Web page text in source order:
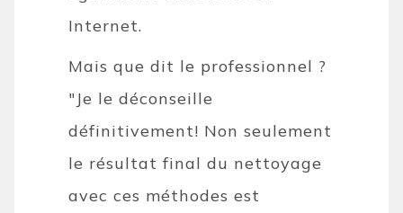
Internet.
Mais que dit le professionnel ?
"Je le déconseille
définitivement! Non seulement
le résultat final du nettoyage
avec ces méthodes est